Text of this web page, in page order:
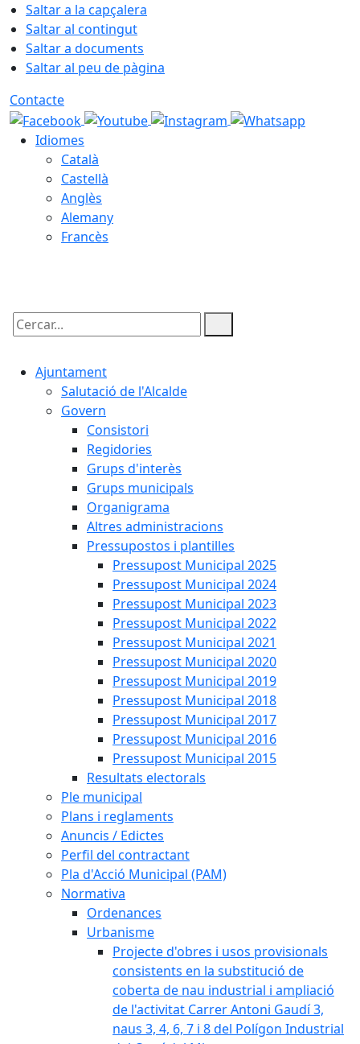
Saltar a la capçalera
Saltar al contingut
Saltar a documents
Saltar al peu de pàgina
Contacte
Idiomes
Català
Castellà
Anglès
Alemany
Francès
Cercar:
Ajuntament
Salutació de l'Alcalde
Govern
Consistori
Regidories
Grups d'interès
Grups municipals
Organigrama
Altres administracions
Pressupostos i plantilles
Pressupost Municipal 2025
Pressupost Municipal 2024
Pressupost Municipal 2023
Pressupost Municipal 2022
Pressupost Municipal 2021
Pressupost Municipal 2020
Pressupost Municipal 2019
Pressupost Municipal 2018
Pressupost Municipal 2017
Pressupost Municipal 2016
Pressupost Municipal 2015
Resultats electorals
Ple municipal
Plans i reglaments
Anuncis / Edictes
Perfil del contractant
Pla d'Acció Municipal (PAM)
Normativa
Ordenances
Urbanisme
Projecte d'obres i usos provisionals
consistents en la substitució de
coberta de nau industrial i ampliació
de l'activitat Carrer Antoni Gaudí 3,
naus 3, 4, 6, 7 i 8 del Polígon Industrial